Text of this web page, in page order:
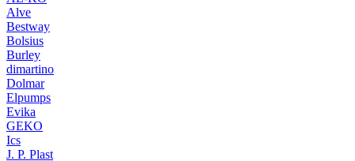
Alve
Bestway
Bolsius
Burley
dimartino
Dolmar
Elpumps
Evika
GEKO
Ics
J. P. Plast